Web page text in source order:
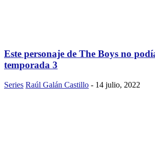
Este personaje de The Boys no
temporada 3
Series Raúl Galán Castillo - 14 julio, 2022